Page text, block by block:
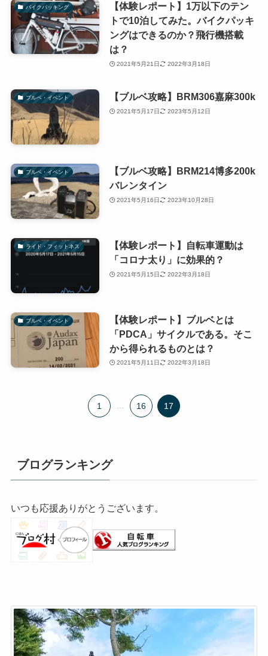
バイクパッキング
【体験レポート】1万以下のテン
トで10泊してみた。バイクパッキ
ングはできるのか？飛行機搭載
は？
2021年5月21日 2022年3月18日
ブルベ・イベント 【ブルベ攻略】BRM306嘉麻300k
2021年5月17日 2023年5月12日
ブルベ・イベント
【ブルベ攻略】BRM214博多200k
バレンタイン
2021年5月16日 2023年10月28日
ライド・フィットネス
【体験レポート】自転車運動は
「コロナ太り」に効果的？
2021年5月15日 2022年3月18日
ブルベ・イベント
【体験レポート】ブルベとは
「PDCA」サイクルである。そこ
から得られるものとは？
2021年5月11日 2022年3月18日
1 ... 16 17
ブログランキング
いつも応援ありがとうございます。